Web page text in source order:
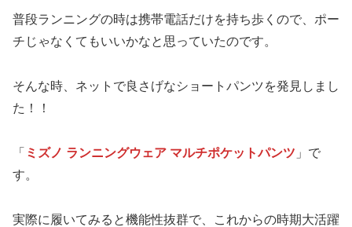
普段ランニングの時は携帯電話だけを持ち歩くので、ポー
チじゃなくてもいいかなと思っていたのです。
そんな時、ネットで良さげなショートパンツを発見しまし
た！！
「 ミズノ ランニングウェア マルチポケットパンツ 」で
す。
実際に履いてみると機能性抜群で、これからの時期大活躍